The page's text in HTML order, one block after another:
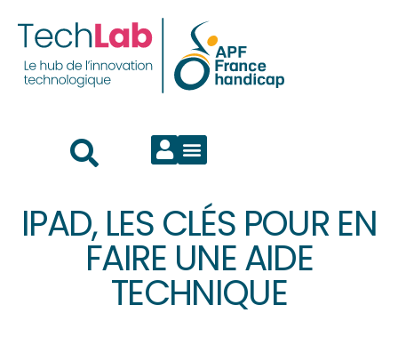
IPAD, LES CLÉS POUR EN
FAIRE UNE AIDE
TECHNIQUE